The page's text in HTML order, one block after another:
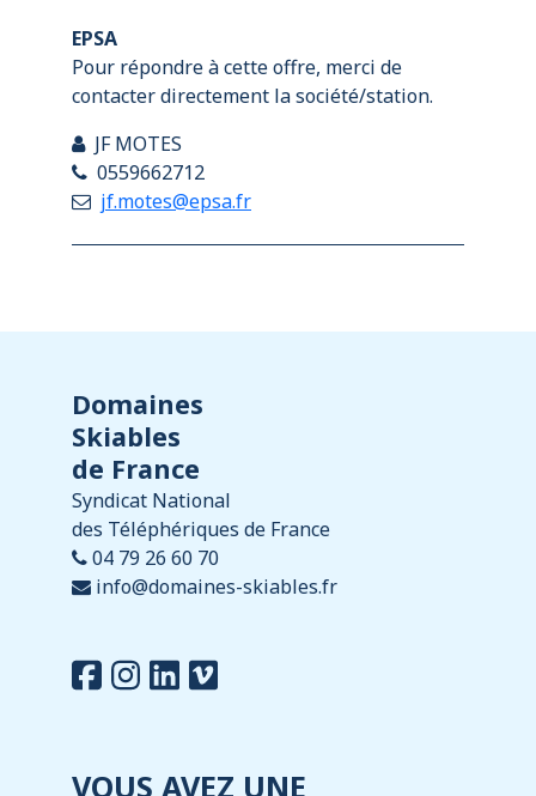
EPSA
Pour répondre à cette offre, merci de
contacter directement la société/station.
JF MOTES
0559662712
jf.motes@epsa.fr
Domaines
Skiables
de France
Syndicat National
des Téléphériques de France
04 79 26 60 70
info@domaines-skiables.fr
VOUS AVEZ UNE